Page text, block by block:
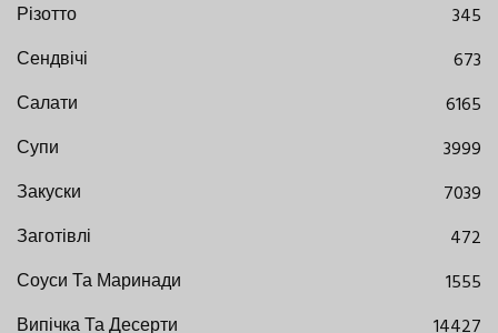
Різотто
345
Сендвічі
673
Салати
6165
Супи
3999
Закуски
7039
Заготівлі
472
Соуси Та Маринади
1555
Випічка Та Десерти
14427